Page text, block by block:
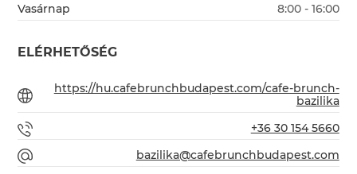
Vasárnap
8:00 - 16:00
ELÉRHETŐSÉG
https://hu.cafebrunchbudapest.com/cafe-brunch-
bazilika
+36 30 154 5660
bazilika@cafebrunchbudapest.com